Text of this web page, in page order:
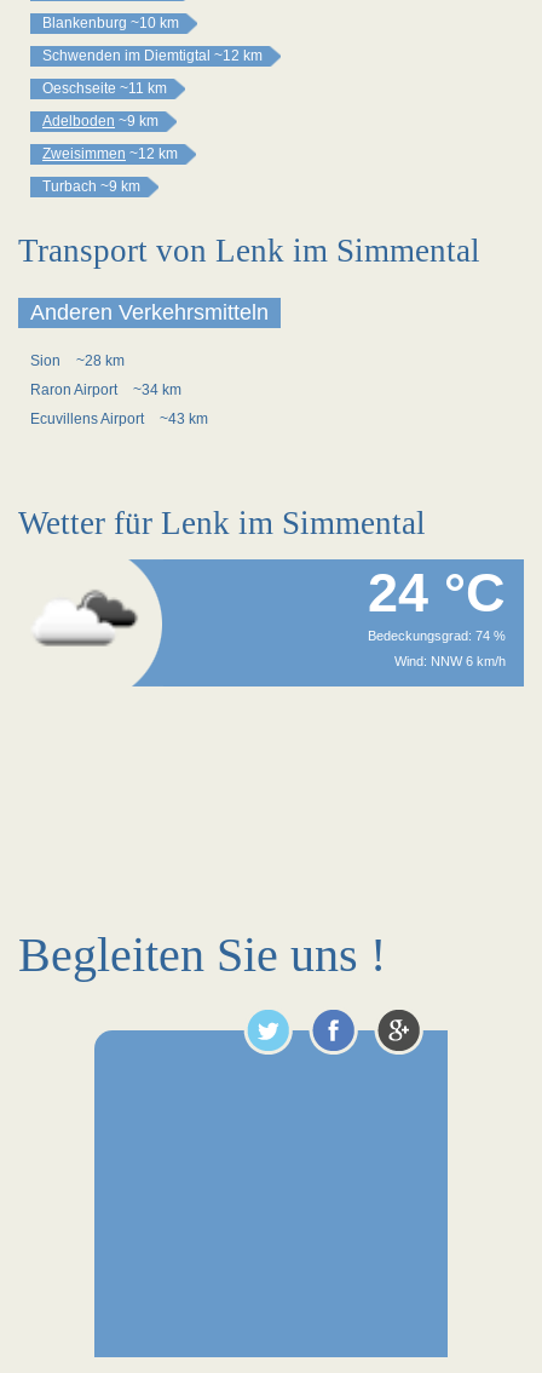
Blankenburg ~10 km
Schwenden im Diemtigtal ~12 km
Oeschseite ~11 km
Adelboden ~9 km
Zweisimmen ~12 km
Turbach ~9 km
Transport von Lenk im Simmental
Anderen Verkehrsmitteln
Sion
~28 km
Raron Airport
~34 km
Ecuvillens Airport
~43 km
Wetter für Lenk im Simmental
24 °C
Bedeckungsgrad: 74 %
Wind: NNW 6 km/h
Begleiten Sie uns !